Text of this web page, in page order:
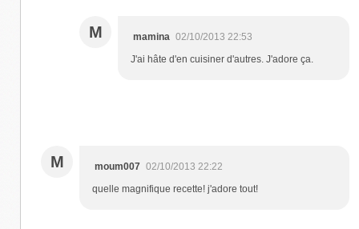
M mamina 02/10/2013 22:53
J'ai hâte d'en cuisiner d'autres. J'adore ça.
M moum007 02/10/2013 22:22
quelle magnifique recette! j'adore tout!